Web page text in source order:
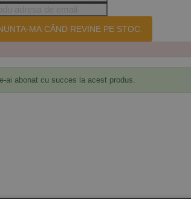
MA CÂND REVINE PE STOC.
ai abonat cu succes la acest produs.